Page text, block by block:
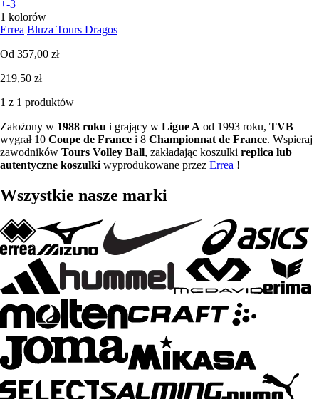
+-3
1 kolorów
Errea Bluza Tours Dragos
Od 357,00 zł
219,50 zł
1 z 1 produktów
Założony w 1988 roku i grający w Ligue A od 1993 roku, TVB
wygrał 10 Coupe de France i 8 Championnat de France. Wspieraj
zawodników Tours Volley Ball, zakładając koszulki replica lub
autentyczne koszulki wyprodukowane przez Errea !
Wszystkie nasze marki